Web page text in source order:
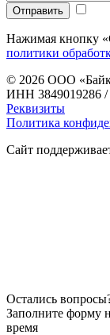
Нажимая кнопку
политики
© 2026 ООО
ИНН 3849019286 /
Реквизиты
Политика
Сайт
Остались
Заполните форму
время